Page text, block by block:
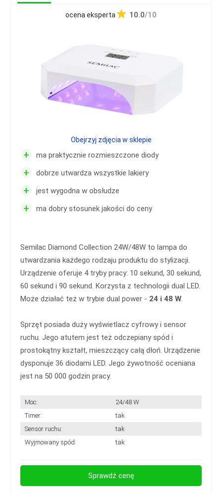
ocena eksperta 10.0/10
+ ma praktycznie rozmieszczone diody
+ dobrze utwardza wszystkie lakiery
+ jest wygodna w obsłudze
+ ma dobry stosunek jakości do ceny
Semilac Diamond Collection 24W/48W to lampa do
utwardzania każdego rodzaju produktu do stylizacji.
Urządzenie oferuje 4 tryby pracy: 10 sekund, 30 sekund,
60 sekund i 90 sekund. Korzysta z technologii dual LED.
Może działać też w trybie dual power - 24 i 48 W.
Sprzęt posiada duży wyświetlacz cyfrowy i sensor
ruchu. Jego atutem jest też odczepiany spód i
prostokątny kształt, mieszczący całą dłoń. Urządzenie
dysponuje 36 diodami LED. Jego żywotność oceniana
jest na 50 000 godzin pracy.
Moc:
24/48 W
Timer:
tak
Sensor ruchu:
tak
Wyjmowany spód:
tak
Obejrzyj zdjęcia w sklepie
Sprawdź cenę